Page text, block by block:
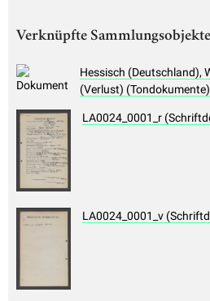
Verknüpfte Sammlungsobjekte
Hessisch (Deutschland),
(Verlust) (Tondokumente)
LA0024_0001_r
LA0024_0001_v